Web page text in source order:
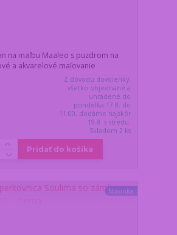
na maľbu Maaleo s puzdrom na
a akvarelové maľovanie
Z dôvodu dovolenky,
všetko objednané a
uhradené do
pondelka 17.8. do
11:00, dodáme najskôr
19.8. v stredu.
Skladom 2 ks
Pridať do košíka
Novinka